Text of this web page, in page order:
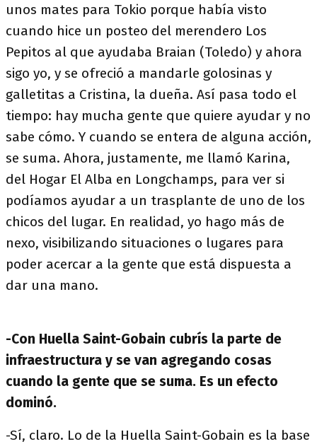
unos mates para Tokio porque había visto
cuando hice un posteo del merendero Los
Pepitos al que ayudaba Braian (Toledo) y ahora
sigo yo, y se ofreció a mandarle golosinas y
galletitas a Cristina, la dueña. Así pasa todo el
tiempo: hay mucha gente que quiere ayudar y no
sabe cómo. Y cuando se entera de alguna acción,
se suma. Ahora, justamente, me llamó Karina,
del Hogar El Alba en Longchamps, para ver si
podíamos ayudar a un trasplante de uno de los
chicos del lugar. En realidad, yo hago más de
nexo, visibilizando situaciones o lugares para
poder acercar a la gente que está dispuesta a
dar una mano.
-Con Huella Saint-Gobain cubrís la parte de
infraestructura y se van agregando cosas
cuando la gente que se suma. Es un efecto
dominó.
-Sí, claro. Lo de la Huella Saint-Gobain es la base